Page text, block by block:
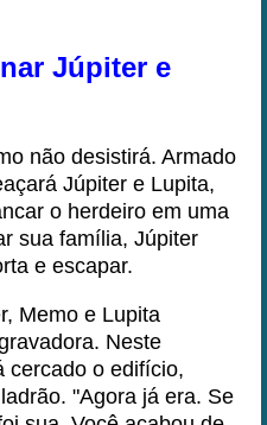
Júpiter e
não desistirá. Armado
Júpiter e Lupita,
o herdeiro em uma
sua família, Júpiter
e escapar.
Memo e Lupita
Neste
cercado o edifício,
"Agora já era. Se